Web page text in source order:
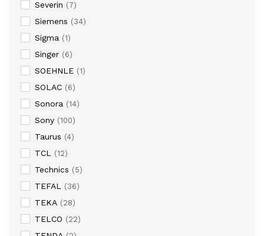
Severin (7)
Siemens (34)
Sigma (1)
Singer (6)
SOEHNLE (1)
SOLAC (6)
Sonora (14)
Sony (100)
Taurus (4)
TCL (12)
Technics (5)
TEFAL (36)
TEKA (28)
TELCO (22)